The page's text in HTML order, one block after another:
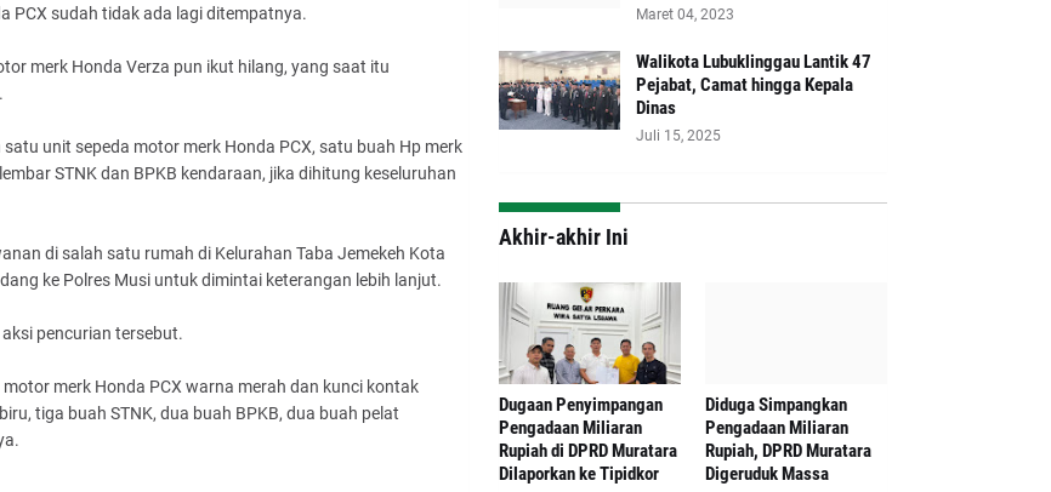
PCX sudah tidak ada lagi ditempatnya.
merk Honda Verza pun ikut hilang, yang saat itu
unit sepeda motor merk Honda PCX, satu buah Hp merk
STNK dan BPKB kendaraan, jika dihitung keseluruhan
di salah satu rumah di Kelurahan Taba Jemekeh Kota
ke Polres Musi untuk dimintai keterangan lebih lanjut.
pencurian tersebut.
merk Honda PCX warna merah dan kunci kontak
tiga buah STNK, dua buah BPKB, dua buah pelat
Maret 04, 2023
Walikota Lubuklinggau Lantik 47
Pejabat, Camat hingga Kepala
Dinas
Juli 15, 2025
Akhir-akhir Ini
‎Dugaan Penyimpangan
Pengadaan Miliaran
Rupiah di DPRD Muratara
Dilaporkan ke Tipidkor
Diduga Simpangkan
Pengadaan Miliaran
Rupiah, DPRD Muratara
Digeruduk Massa